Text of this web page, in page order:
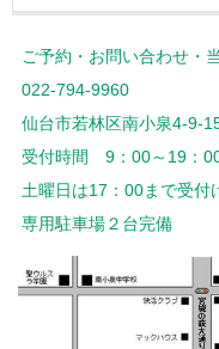
ご予約・お問い合わせ・
022-794-9960
仙台市若林区南小泉4-9-
受付時間 9：00～19：00
土曜日は17：00まで受付
専用駐車場２台完備